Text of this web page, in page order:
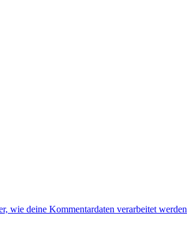
wie deine Kommentardaten verarbeitet werden